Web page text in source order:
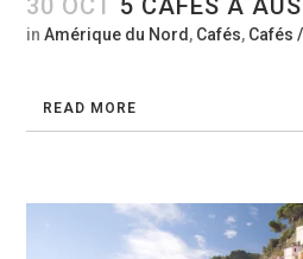
30 OCT 5 CAFÉS À
inAmérique du Nord , Cafés, Cafés
READ MORE